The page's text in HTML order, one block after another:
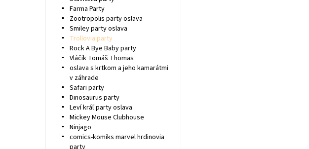
Farma Party
Zootropolis party oslava
Smiley party oslava
Trollovia party
Rock A Bye Baby party
Vláčik Tomáš Thomas
oslava s krtkom a jeho kamarátmi
v záhrade
Safari party
Dinosaurus party
Leví kráľ party oslava
Mickey Mouse Clubhouse
Ninjago
comics-komiks marvel hrdinovia
party